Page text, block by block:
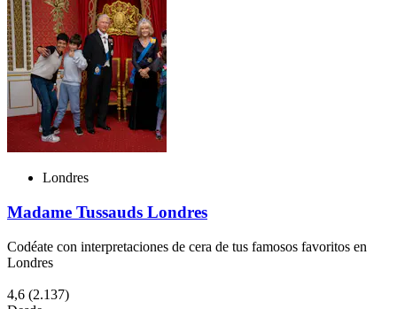
Londres
Madame Tussauds Londres
Codéate con interpretaciones de cera de tus famosos favoritos en
Londres
4,6 (2.137)